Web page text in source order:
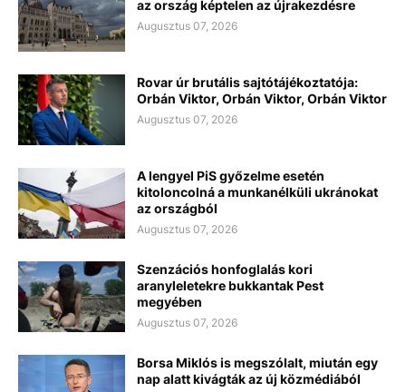
az ország képtelen az újrakezdésre
Augusztus 07, 2026
Rovar úr brutális sajtótájékoztatója:
Orbán Viktor, Orbán Viktor, Orbán Viktor
Augusztus 07, 2026
A lengyel PiS győzelme esetén
kitoloncolná a munkanélküli ukránokat
az országból
Augusztus 07, 2026
Szenzációs honfoglalás kori
aranyleletekre bukkantak Pest
megyében
Augusztus 07, 2026
Borsa Miklós is megszólalt, miután egy
nap alatt kivágták az új közmédiából